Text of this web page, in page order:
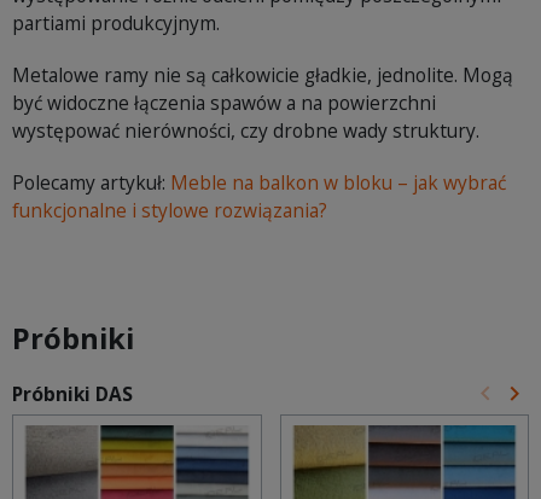
partiami produkcyjnym.
Metalowe ramy nie są całkowicie gładkie, jednolite. Mogą
być widoczne łączenia spawów a na powierzchni
występować nierówności, czy drobne wady struktury.
Polecamy artykuł: Meble na balkon w bloku – jak wybrać
funkcjonalne i stylowe rozwiązania?
Próbniki
Próbniki DAS keyboard_arrow_left keyboard_arrow_right